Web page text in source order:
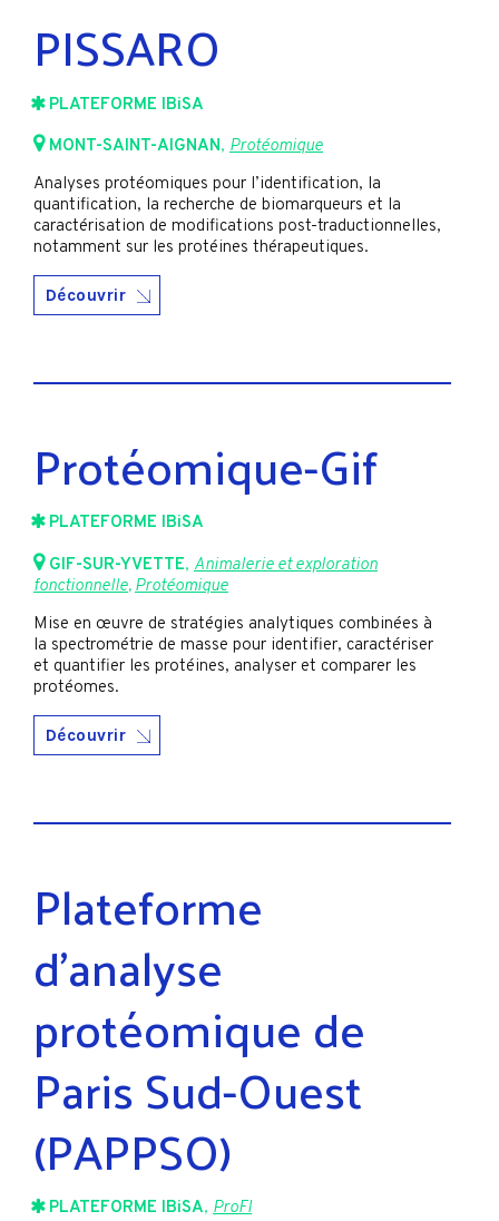
PISSARO
PLATEFORME IBiSA
MONT-SAINT-AIGNAN, Protéomique
Analyses protéomiques pour l’identification, la
quantification, la recherche de biomarqueurs et la
caractérisation de modifications post-traductionnelles,
notamment sur les protéines thérapeutiques.
Découvrir
Protéomique-Gif
PLATEFORME IBiSA
GIF-SUR-YVETTE, Animalerie et exploration
fonctionnelle, Protéomique
Mise en œuvre de stratégies analytiques combinées à
la spectrométrie de masse pour identifier, caractériser
et quantifier les protéines, analyser et comparer les
protéomes.
Découvrir
Plateforme
d’analyse
protéomique de
Paris Sud-Ouest
(PAPPSO)
PLATEFORME IBiSA, ProFI